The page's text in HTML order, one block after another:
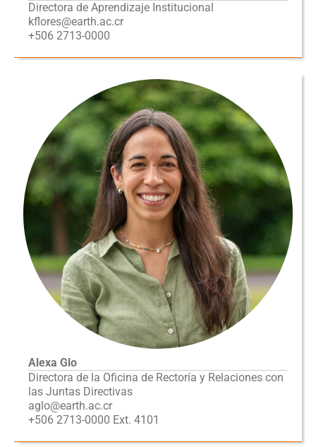
Directora de Aprendizaje Institucional
kflores@earth.ac.cr
+506 2713-0000
Alexa Glo
Directora de la Oficina de Rectoría y Relaciones con
las Juntas Directivas
aglo@earth.ac.cr
+506 2713-0000 Ext. 4101